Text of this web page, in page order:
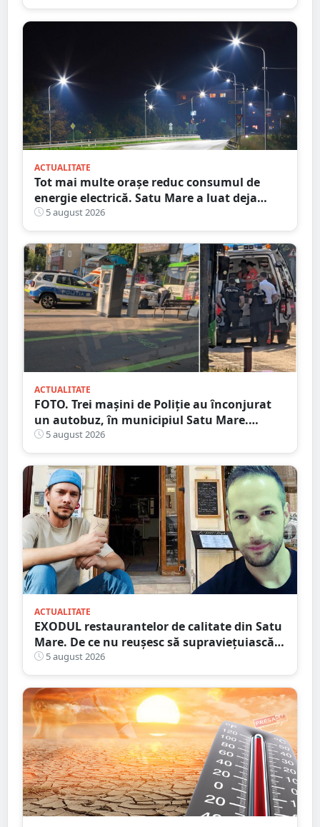
ACTUALITATE
Tot mai multe orașe reduc consumul de
energie electrică. Satu Mare a luat deja
măsuri. Cu ce soluții au venit ceilalți
primari
5 august 2026
ACTUALITATE
FOTO. Trei mașini de Poliție au înconjurat
un autobuz, în municipiul Satu Mare.
Ambulanța, la fața locului
5 august 2026
ACTUALITATE
EXODUL restaurantelor de calitate din Satu
Mare. De ce nu reușesc să supraviețuiască
localurile cu adevărat speciale?
5 august 2026